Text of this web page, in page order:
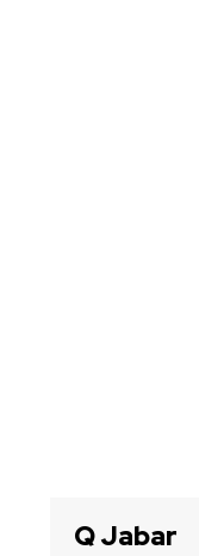
Q Jabar